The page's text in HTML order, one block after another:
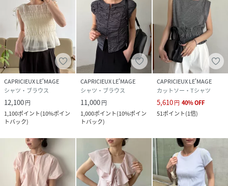
▼洗濯方法
水温30℃を限度に、洗濯機で非常に弱い洗濯ができます。
※撮影場所やお使いのモニター環境により若干お色味が異な
る場合がございます。
特にロケの撮影では明るく見える傾向にございます。
※商品はサンプルで撮影をしております。若干の仕様が変更
になる場合がございますので予めご了承の上ご注文ください
※濃色製品は、色移りすることがありますので、他の物と分
けて洗濯してください。
▼商品のお気に入り登録
CAPRICIEUX LE'MAGE
シャツ・ブラウス
12,100円
1,100ポイント(10%ポイン
トバック)
CAPRICIEUX LE'MAGE
シャツ・ブラウス
11,000円
1,000ポイント(10%ポイン
トバック)
CAPRICIEUX LE'MAGE
カットソー・Tシャツ
5,610円 40%OFF
51ポイント(1倍)